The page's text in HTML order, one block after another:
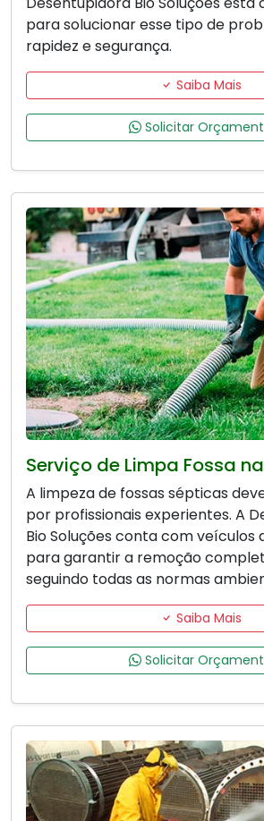
para solucionar esse tipo de
rapidez e segurança.
Saiba Mais
Solicitar
Serviço de Limpa Fossa
A limpeza de fossas sépticas
por profissionais experientes. A
Bio Soluções conta com veículos
para garantir a remoção
seguindo todas as normas
Saiba Mais
Solicitar